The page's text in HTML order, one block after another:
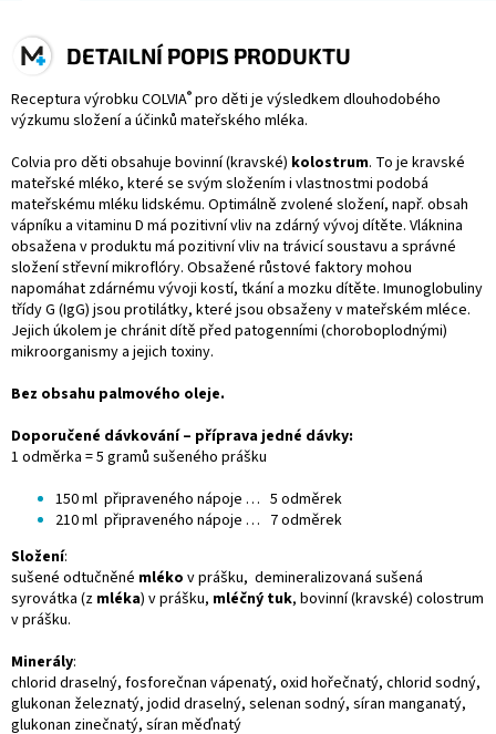
DETAILNÍ POPIS PRODUKTU
Receptura výrobku COLVIA® pro děti je výsledkem dlouhodobého
výzkumu složení a účinků mateřského mléka.
Colvia pro děti obsahuje bovinní (kravské) kolostrum. To je kravské
mateřské mléko, které se svým složením i vlastnostmi podobá
mateřskému mléku lidskému. Optimálně zvolené složení, např. obsah
vápníku a vitaminu D má pozitivní vliv na zdárný vývoj dítěte. Vláknina
obsažena v produktu má pozitivní vliv na trávicí soustavu a správné
složení střevní mikroflóry. Obsažené růstové faktory mohou
napomáhat zdárnému vývoji kostí, tkání a mozku dítěte. Imunoglobuliny
třídy G (IgG) jsou protilátky, které jsou obsaženy v mateřském mléce.
Jejich úkolem je chránit dítě před patogenními (choroboplodnými)
mikroorganismy a jejich toxiny.
Bez obsahu palmového oleje.
Doporučené dávkování – příprava jedné dávky:
1 odměrka = 5 gramů sušeného prášku
150 ml připraveného nápoje … 5 odměrek
210 ml připraveného nápoje … 7 odměrek
Složení:
sušené odtučněné mléko v prášku, demineralizovaná sušená
syrovátka (z mléka) v prášku, mléčný tuk, bovinní (kravské) colostrum
v prášku.
Minerály:
chlorid draselný, fosforečnan vápenatý, oxid hořečnatý, chlorid sodný,
glukonan železnatý, jodid draselný, selenan sodný, síran manganatý,
glukonan zinečnatý, síran měďnatý